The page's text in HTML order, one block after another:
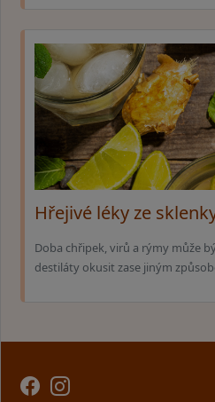
Hřejivé léky ze
Doba chřipek, virů a rýmy může
destiláty okusit zase jiným